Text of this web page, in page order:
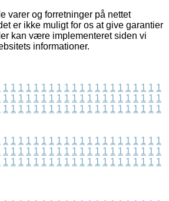
varer og forretninger på nettet
er ikke muligt for os at give garantier
kan være implementeret siden vi
informationer.
1 1 1 1 1 1 1 1 1 1 1 1 1 1 1 1 1 1 1 1 1
1 1 1 1 1 1 1 1 1 1 1 1 1 1 1 1 1 1 1 1 1
1 1 1 1 1 1 1 1 1 1 1 1 1 1 1 1 1 1 1 1 1
1 1 1 1 1 1 1 1 1 1 1 1 1 1 1 1 1 1 1 1 1
1 1 1 1 1 1 1 1 1 1 1 1 1 1 1 1 1 1 1 1 1
1 1 1 1 1 1 1 1 1 1 1 1 1 1 1 1 1 1 1 1 1